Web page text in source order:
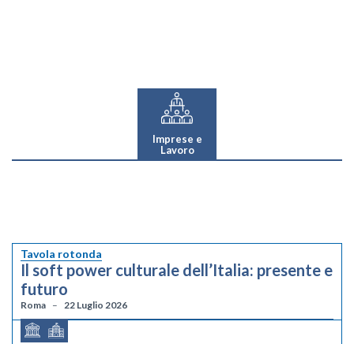
Imprese e
Lavoro
Tavola rotonda
Il soft power culturale dell’Italia: presente e
futuro
Roma 22 Luglio 2026